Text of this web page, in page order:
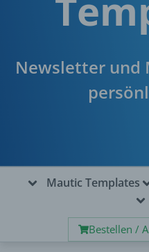
Newsletter und
Mautic Templates
Bestellen /